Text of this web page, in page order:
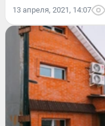
13 апреля, 2021, 14:07